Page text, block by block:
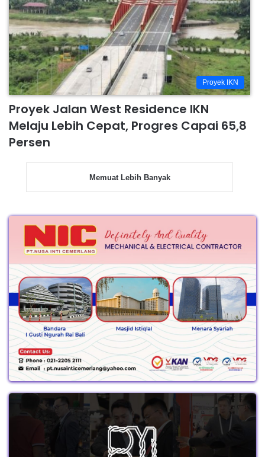
Proyek IKN
Proyek Jalan West Residence IKN
Melaju Lebih Cepat, Progres Capai 65,8
Persen
Memuat Lebih Banyak